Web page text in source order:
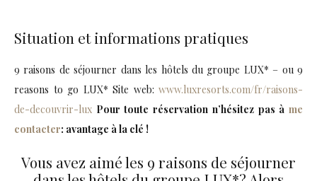
Situation et informations pratiques
9 raisons de séjourner dans les hôtels du groupe LUX* – ou 9
reasons to go LUX* Site web: www.luxresorts.com/fr/raisons-
de-decouvrir-lux Pour toute réservation n’hésitez pas àme
contacter: avantage à la clé !
Vous avez aimé les 9 raisons de séjourner